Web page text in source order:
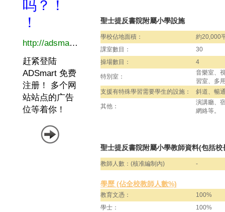
聖士提反書院附屬小學設施
學校佔地面積：
約20,000
課室數目：
30
操場數目：
4
特別室：
音樂室、
習室、多
支援有特殊學習需要學生的設施：
斜道、暢
其他：
演講廳、
網絡等。
聖士提反書院附屬小學教師資料(包括校
教師人數：(核准編制內) -
學歷 (佔全校教師人數%)
教育文憑：
100%
學士：
100%